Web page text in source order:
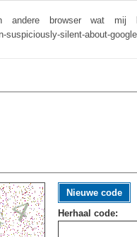
andere browser wat mij
silent-about-
Nieuwe code
Herhaal code: